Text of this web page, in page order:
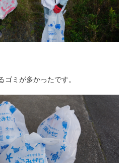
ミが多かったです。